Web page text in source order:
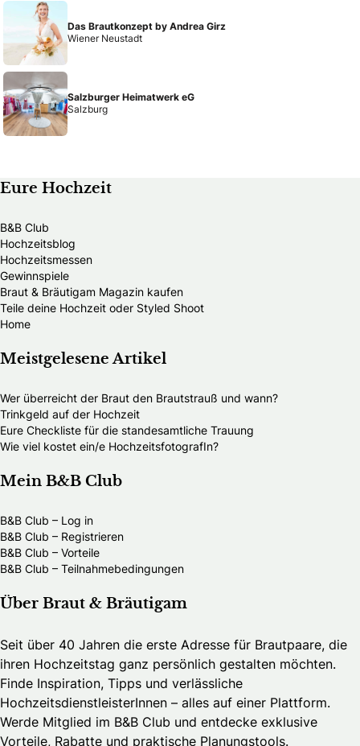
Das Brautkonzept by Andrea Girz
Wiener Neustadt
Salzburger Heimatwerk eG
Salzburg
Eure Hochzeit
B&B Club
Hochzeitsblog
Hochzeitsmessen
Gewinnspiele
Braut & Bräutigam Magazin kaufen
Teile deine Hochzeit oder Styled Shoot
Home
Meistgelesene Artikel
Wer überreicht der Braut den Brautstrauß und wann?
Trinkgeld auf der Hochzeit
Eure Checkliste für die standesamtliche Trauung
Wie viel kostet ein/e HochzeitsfotografIn?
Mein B&B Club
B&B Club – Log in
B&B Club – Registrieren
B&B Club – Vorteile
B&B Club – Teilnahmebedingungen
Über Braut & Bräutigam
Seit über 40 Jahren die erste Adresse für Brautpaare, die
ihren Hochzeitstag ganz persönlich gestalten möchten.
Finde Inspiration, Tipps und verlässliche
HochzeitsdienstleisterInnen – alles auf einer Plattform.
Werde Mitglied im B&B Club und entdecke exklusive
Vorteile, Rabatte und praktische Planungstools.